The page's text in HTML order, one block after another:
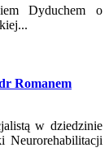
Dyduchem o
Romanem
w dziedzinie
Neurorehabilitacji